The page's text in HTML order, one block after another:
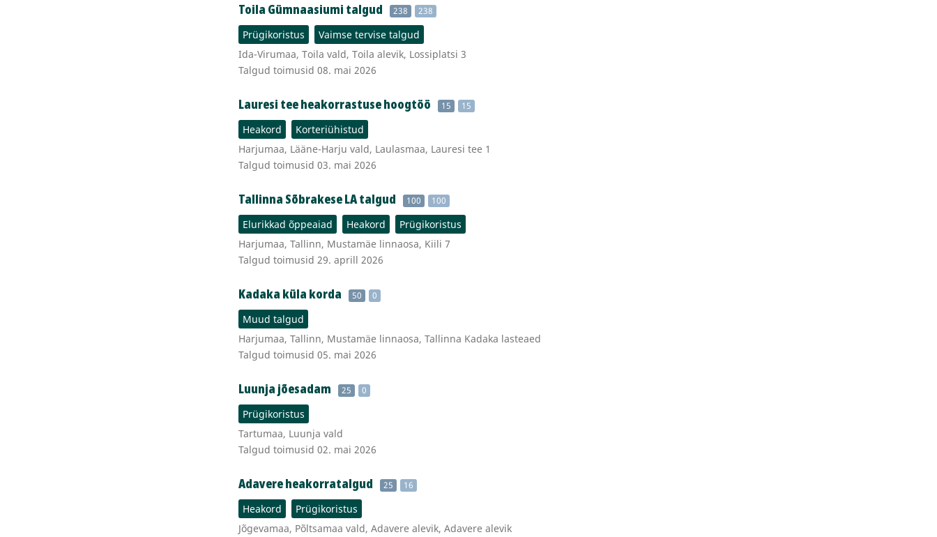
Toila Gümnaasiumi talgud 238 238
Prügikoristus
Vaimse tervise talgud
Ida-Virumaa, Toila vald, Toila alevik, Lossiplatsi 3
Talgud toimusid 08. mai 2026
Lauresi tee heakorrastuse hoogtöö 15 15
Heakord
Korteriühistud
Harjumaa, Lääne-Harju vald, Laulasmaa, Lauresi tee 1
Talgud toimusid 03. mai 2026
Tallinna Sõbrakese LA talgud 100 100
Elurikkad õppeaiad Heakord
Prügikoristus
Harjumaa, Tallinn, Mustamäe linnaosa, Kiili 7
Talgud toimusid 29. aprill 2026
Kadaka küla korda 50 0
Muud talgud
Harjumaa, Tallinn, Mustamäe linnaosa, Tallinna Kadaka lasteaed
Talgud toimusid 05. mai 2026
Luunja jõesadam 25 0
Prügikoristus
Tartumaa, Luunja vald
Talgud toimusid 02. mai 2026
Adavere heakorratalgud 25 16
Heakord
Prügikoristus
Jõgevamaa, Põltsamaa vald, Adavere alevik, Adavere alevik